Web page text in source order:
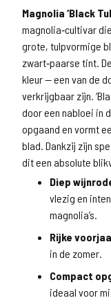
Magnolia ‘Black
magnolia‑cultivar
grote, tulpvormige
zwart‑paarse tint.
kleur — een van de
verkrijgbaar zijn.
door een nabloei in
opgaand en vormt
blad. Dankzij zijn
dit een absolute
Diep
vlezig en
magnolia’s.
Rijke
in de zomer.
Compact
ideaal voor